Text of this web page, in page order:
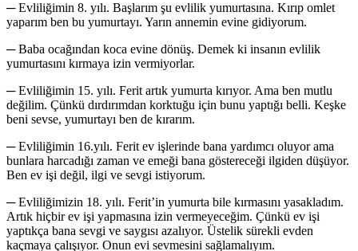
─ Evliliğimin 8. yılı. Başlarım şu evlilik yumurtasına. Kırıp omlet
yaparım ben bu yumurtayı. Yarın annemin evine gidiyorum.
─ Baba ocağından koca evine dönüş. Demek ki insanın evlilik
yumurtasını kırmaya izin vermiyorlar.
─ Evliliğimin 15. yılı. Ferit artık yumurta kırıyor. Ama ben mutlu
değilim. Çünkü dırdırımdan korktuğu için bunu yaptığı belli. Keşke
beni sevse, yumurtayı ben de kırarım.
─ Evliliğimin 16.yılı. Ferit ev işlerinde bana yardımcı oluyor ama
bunlara harcadığı zaman ve emeği bana göstereceği ilgiden düşüyor.
Ben ev işi değil, ilgi ve sevgi istiyorum.
─ Evliliğimizin 18. yılı. Ferit’in yumurta bile kırmasını yasakladım.
Artık hiçbir ev işi yapmasına izin vermeyeceğim. Çünkü ev işi
yaptıkça bana sevgi ve saygısı azalıyor. Üstelik sürekli evden
kaçmaya çalışıyor. Onun evi sevmesini sağlamalıyım.